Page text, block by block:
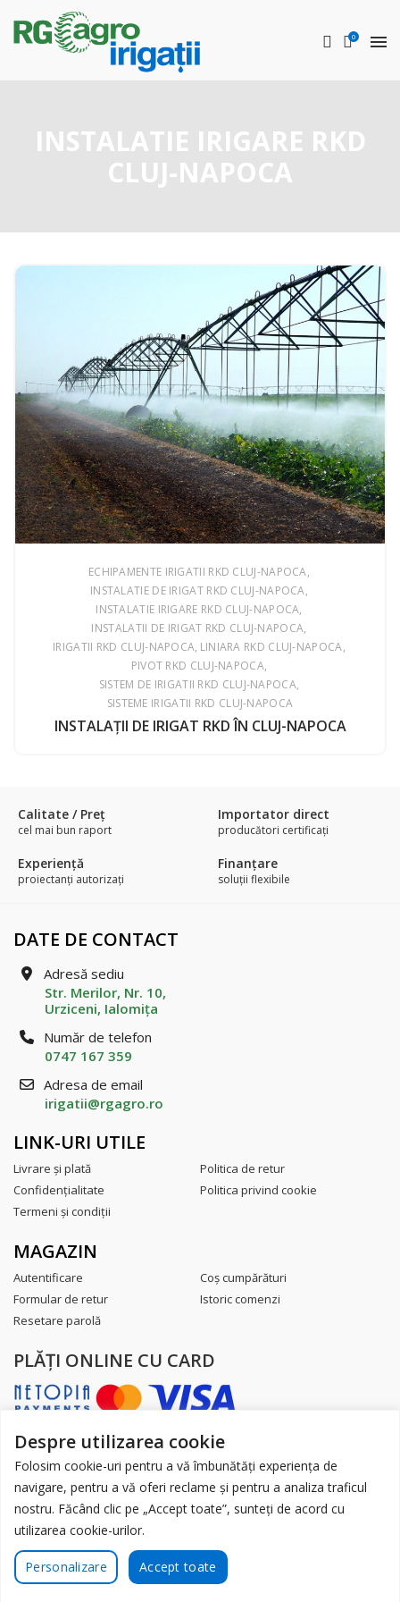
Despre utilizarea cookie
Folosim cookie-uri pentru a vă îmbunătăți experiența de
navigare, pentru a vă oferi reclame și pentru a analiza traficul
nostru. Făcând clic pe „Accept toate”, sunteți de acord cu
utilizarea cookie-urilor.
Personalizare Accept toate
0
INSTALATIE IRIGARE RKD
CLUJ-NAPOCA
ECHIPAMENTE IRIGATII RKD CLUJ-NAPOCA
INSTALATIE DE IRIGAT RKD CLUJ-NAPOCA
INSTALATIE IRIGARE RKD CLUJ-NAPOCA
INSTALATII DE IRIGAT RKD CLUJ-NAPOCA
IRIGATII RKD CLUJ-NAPOCA LINIARA RKD CLUJ-NAPOCA
PIVOT RKD CLUJ-NAPOCA
SISTEM DE IRIGATII RKD CLUJ-NAPOCA
SISTEME IRIGATII RKD CLUJ-NAPOCA
INSTALAŢII DE IRIGAT RKD ÎN CLUJ-NAPOCA
Calitate / Preţ
cel mai bun raport
Importator direct
producători certificaţi
Experienţă
proiectanți autorizați
Finanțare
soluții flexibile
DATE DE CONTACT
Adresă sediu
Str. Merilor, Nr. 10,
Urziceni, Ialomiţa
Număr de telefon
0747 167 359
Adresa de email
irigatii@rgagro.ro
LINK-URI UTILE
Livrare şi plată
Politica de retur
Confidenţialitate
Politica privind cookie
Termeni şi condiţii
MAGAZIN
Autentificare
Coş cumpărături
Formular de retur
Istoric comenzi
Resetare parolă
PLĂŢI ONLINE CU CARD
AUTORITATEA NAȚIONALĂ PENTRU
PROTECȚIA CONSUMATORILOR
Toate drepturile sunt rezervate.
Website realizat de
Contactează-ne